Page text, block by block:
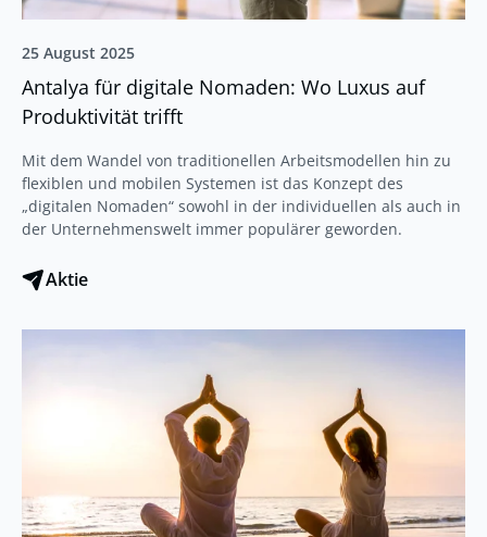
25 August 2025
Antalya für digitale Nomaden: Wo Luxus auf
Produktivität trifft
Mit dem Wandel von traditionellen Arbeitsmodellen hin zu
flexiblen und mobilen Systemen ist das Konzept des
„digitalen Nomaden“ sowohl in der individuellen als auch in
der Unternehmenswelt immer populärer geworden.
Aktie